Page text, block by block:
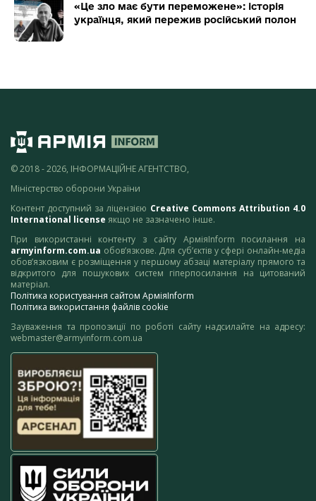
«Це зло має бути переможене»: історія
українця, який пережив російський полон
© 2018 - 2026, ІНФОРМАЦІЙНЕ АГЕНТСТВО,
Міністерство оборони України
Контент доступний за ліцензією Creative Commons Attribution 4.0
International license якщо не зазначено інше.
При використанні контенту з сайту АрміяInform посилання на
armyinform.com.ua обов’язкове. Для суб’єктів у сфері онлайн-медіа
обов’язковим є розміщення у першому абзаці матеріалу прямого та
відкритого для пошукових систем гіперпосилання на цитований
матеріал.
Політика користування сайтом АрміяInform
Політика використання файлів cookie
Зауваження та пропозиції по роботі сайту надсилайте на адресу:
webmaster@armyinform.com.ua